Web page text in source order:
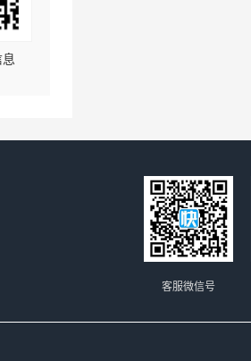
客服微信号